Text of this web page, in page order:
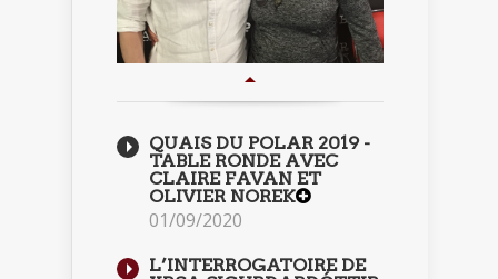
QUAIS DU POLAR 2019 -
TABLE RONDE AVEC
CLAIRE FAVAN ET
OLIVIER NOREK
01/09/2020
L’INTERROGATOIRE DE